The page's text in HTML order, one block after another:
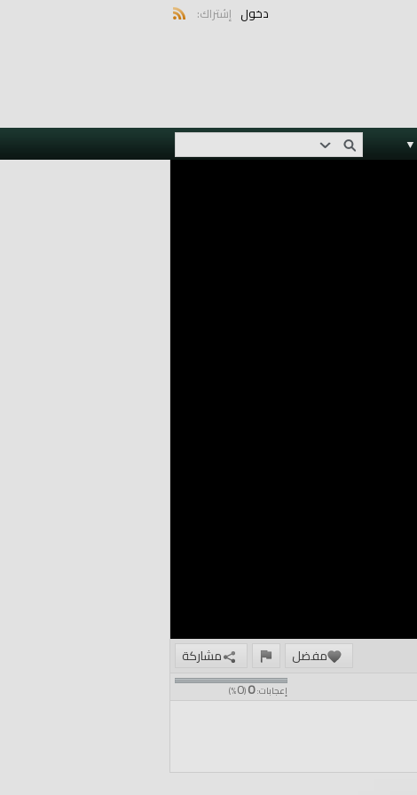
دخول إشتراك:
▼
مفضل مشاركة
إعجابات:0
(
0
%)